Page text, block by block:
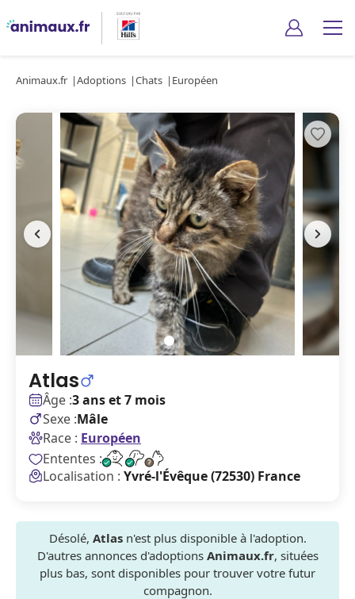
Animaux.fr Adoptions Chats Européen
Atlas
Âge :3 ans et 7 mois
Sexe :Mâle
Race : Européen
Ententes :
Localisation : Yvré-l'Évêque (72530) France
Désolé, Atlasn'est plus disponible à l'adoption.
D'autres annonces d'adoptions Animaux.fr, situées
plus bas, sont disponibles pour trouver votre futur
compagnon.